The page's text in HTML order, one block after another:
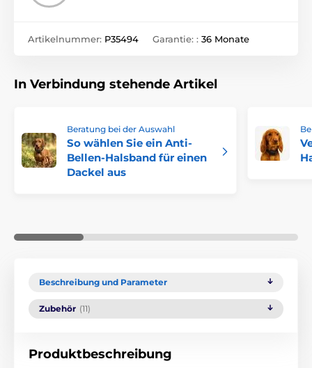
Artikelnummer: P35494 Garantie: : 36 Monate
In Verbindung stehende Artikel
Beratung bei der Auswahl
So wählen Sie ein Anti-
Bellen-Halsband für einen
Dackel aus
Beschreibung und Parameter
Zubehör (11)
Produktbeschreibung